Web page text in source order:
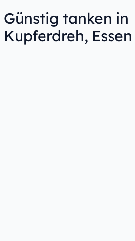
Günstig tanken in
Kupferdreh, Essen